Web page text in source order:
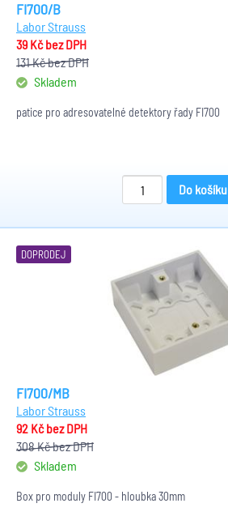
FI700/B
Labor Strauss
39 Kčbez DPH
131 Kčbez DPH
Skladem
patice pro adresovatelné detektory řady FI700
Do košíku
DOPRODEJ
FI700/MB
Labor Strauss
92 Kčbez DPH
308 Kčbez DPH
Skladem
Box pro moduly FI700 - hloubka 30mm